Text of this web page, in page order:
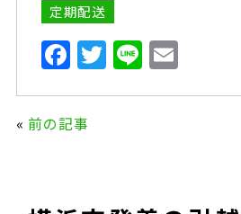
定期配送
F
a
c
e
o
T
w
Li
n
E
« 前の記事